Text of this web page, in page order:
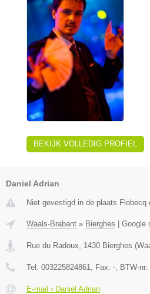
BEKIJK VOLLEDIG PROFIEL
Daniel Adrian
Niet gevestigd in de plaats Flobecq
Waals-Brabant » Bierghes Google
Rue du Radoux 1430 Bierghes (
Tel: 003225824861 , Fax: - , BTW-nr:
E-mail › Daniel Adrian